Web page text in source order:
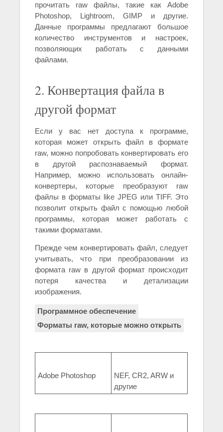
прочитать raw файлы, такие как Adobe
Photoshop, Lightroom, GIMP и другие.
Данные программы предлагают большое
количество инструментов и настроек,
позволяющих работать с данными
файлами.
2. Конвертация файла в
другой формат
Если у вас нет доступа к программе,
которая может открыть файл в формате
raw, можно попробовать конвертировать его
в другой распознаваемый формат.
Например, можно использовать онлайн-
конвертеры, которые преобразуют raw
файлы в форматы like JPEG или TIFF. Это
позволит открыть файл с помощью любой
программы, которая может работать с
такими форматами.
Прежде чем конвертировать файл, следует
учитывать, что при преобразовании из
формата raw в другой формат происходит
потеря качества и детализации
изображения.
Программное обеспечение
Форматы raw, которые можно открыть
Adobe Photoshop
NEF, CR2, ARW и
другие